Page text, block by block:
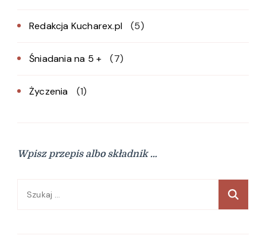
Redakcja Kucharex.pl (5)
Śniadania na 5 + (7)
Życzenia (1)
Wpisz przepis albo składnik …
Szukaj: